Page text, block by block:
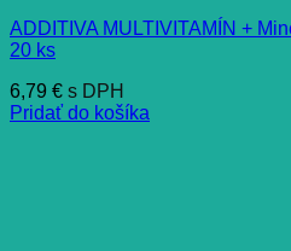
ADDITIVA MULTIVITAMÍN +
20 ks
6,79 € s DPH
Pridať do košíka